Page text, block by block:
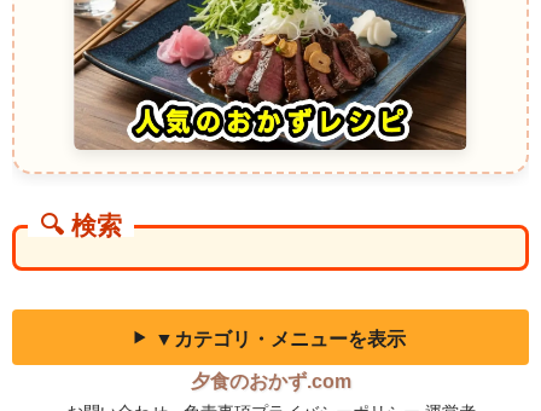
菓料理
牛乳を使ったゼリーは、透明感のあるカルピスゼリーとは違い、白く優
しい見た目が特徴です。冷蔵庫から取り出したばかりのひんやり感が心
地よく、甘い香りが静かに広がります。暑い日でも軽やかに楽しめる一
皿です。
Gelée au Lait ～フランス料理～ ミルクの香りを閉じ込めた上品なゼリー
料理
かな口当たりと穏やかな甘みが特徴で、口の中でゆっくりほどける食感
が印象的です。控えめなのに記憶へ残る味わいがあります。
やわらかな口当たりが特徴の冷製デザートです。乳の香りがふんわり立
ち上り、スプーンを動かすたびに静かに揺れます。カルピスゼリーのよ
うな爽快感とは異なるものの、食後に心地よく味わえる軽さがありま
Crema Fredda ～イタリア料理～ 冷たさが引き立てるミルク風味のデザ
🔍 検索
▼カテゴリ・メニューを表示
夕食のおかず.com